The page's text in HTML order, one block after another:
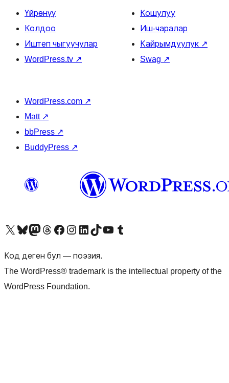
Үйрөнүү
Колдоо
Иштеп чыгуучулар
WordPress.tv ↗
Кошулуу
Иш-чаралар
Кайрымдуулук ↗
Swag ↗
WordPress.com ↗
Matt ↗
bbPress ↗
BuddyPress ↗
Visit our X (formerly Twitter) account
Visit our Bluesky account
Биздин Mastodon түрмөгүбүзгө баш багыңыз
Visit our Threads account
Биздин Facebook баракчабызга кириңиз
Биздин Instagram баракчабызга баш багыңыз
Биздин LinkedIn баракчабызга баш багыңыз
Visit our TikTok account
Visit our YouTube channel
Visit our Tumblr account
Код деген бул — поэзия.
The WordPress® trademark is the intellectual property of the
WordPress Foundation.